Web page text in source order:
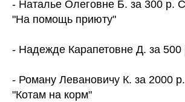
- Наталье Олеговне Б. за 300 р.
"На помощь приюту"
- Надежде Карапетовне Д. за 500
- Роману Левановичу К. за 2000
"Котам на корм"